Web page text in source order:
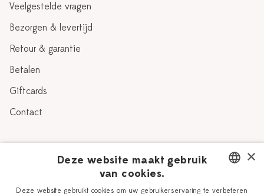
Veelgestelde vragen
Bezorgen & levertijd
Retour & garantie
Betalen
Giftcards
Contact
Delfts Blauw
DUTCH
×
Deze website maakt gebruik
van cookies.
Deze website gebruikt cookies om uw gebruikerservaring te verbeteren